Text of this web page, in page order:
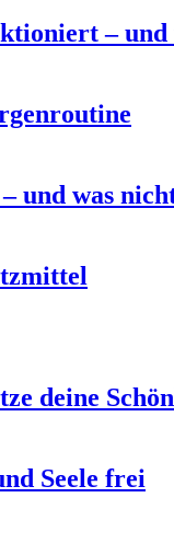
–
und was
deine
Seele frei